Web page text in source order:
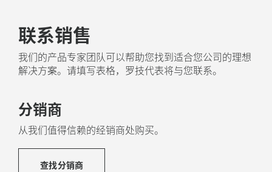
在积极努力地尽量减少对环境的影响，并加快社会变革
由 NEXT LIFE PLASTICS 再生塑料
Rally Mic Pod 2 中的塑料部件包含至少 58% 经认证的
消费后回收塑料，循环再利用来自废弃消费电子产品的
塑料材料，有助于减少碳足迹。
联系销售
我们的产品专家团队可以帮助您找到适合您公司的理想
解决方案。请填写表格，罗技代表将与您联系。
分销商
从我们值得信赖的经销商处购买。
查找分销商